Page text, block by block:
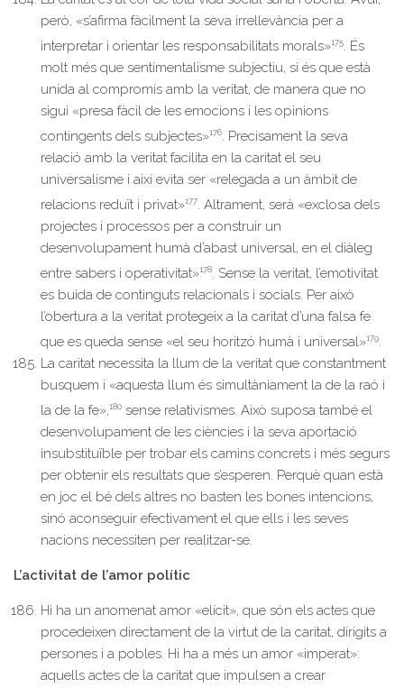
però, «s’afirma fàcilment la seva irrellevància per a
interpretar i orientar les responsabilitats morals»175. És
molt més que sentimentalisme subjectiu, si és que està
unida al compromís amb la veritat, de manera que no
sigui «presa fàcil de les emocions i les opinions
contingents dels subjectes»176. Precisament la seva
relació amb la veritat facilita en la caritat el seu
universalisme i així evita ser «relegada a un àmbit de
relacions reduït i privat»177. Altrament, serà «exclosa dels
projectes i processos per a construir un
desenvolupament humà d’abast universal, en el diàleg
entre sabers i operativitat»178. Sense la veritat, l’emotivitat
es buida de continguts relacionals i socials. Per això
l’obertura a la veritat protegeix a la caritat d’una falsa fe
que es queda sense «el seu horitzó humà i universal»179.
La caritat necessita la llum de la veritat que constantment
busquem i «aquesta llum és simultàniament la de la raó i
la de la fe»,180 sense relativismes. Això suposa també el
desenvolupament de les ciències i la seva aportació
insubstituïble per trobar els camins concrets i més segurs
per obtenir els resultats que s’esperen. Perquè quan està
en joc el bé dels altres no basten les bones intencions,
sinó aconseguir efectivament el que ells i les seves
nacions necessiten per realitzar-se.
L’activitat de l’amor polític
Hi ha un anomenat amor «elícit», que són els actes que
procedeixen directament de la virtut de la caritat, dirigits a
persones i a pobles. Hi ha a més un amor «imperat»:
aquells actes de la caritat que impulsen a crear